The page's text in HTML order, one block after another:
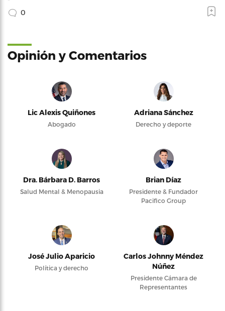
0
Opinión y Comentarios
Lic Alexis Quiñones
Abogado
Adriana Sánchez
Derecho y deporte
Dra. Bárbara D. Barros
Salud Mental & Menopausia
Brian Díaz
Presidente & Fundador
Pacifico Group
José Julio Aparicio
Política y derecho
Carlos Johnny Méndez
Núñez
Presidente Cámara de
Representantes